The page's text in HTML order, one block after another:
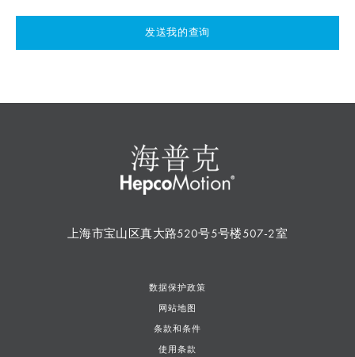
发送我的查询
上海市宝山区真大路520号5号楼507-2室
数据保护政策
网站地图
条款和条件
使用条款